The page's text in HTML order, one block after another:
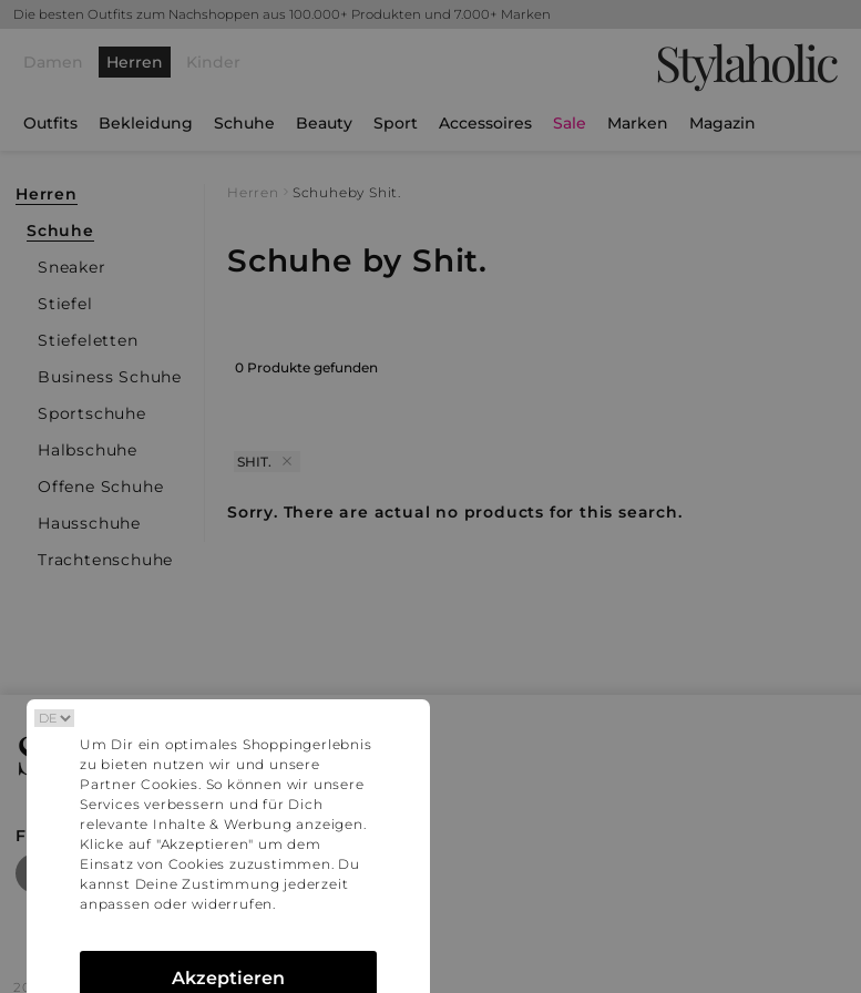
Die besten Outfits zum Nachshoppen aus 100.000+ Produkten und 7.000+ Marken
Damen Herren Kinder Stylaholic
Outfits Bekleidung Schuhe Beauty Sport Accessoires Sale Marken Magazin
Herren
Schuhe
Sneaker
Stiefel
Stiefeletten
Business Schuhe
Sportschuhe
Halbschuhe
Offene Schuhe
Hausschuhe
Trachtenschuhe
Herren Schuheby Shit.
Schuhe by Shit.
0 Produkte gefunden
SHIT.
Sorry. There are actual no products for this search.
Stylaholic
FIND MORE INSPIRATION
2016 - 2026 © Stylaholic.
Um Dir ein optimales Shoppingerlebnis
zu bieten nutzen wir und unsere
Partner Cookies. So können wir unsere
Services verbessern und für Dich
relevante Inhalte & Werbung anzeigen.
Klicke auf "Akzeptieren" um dem
Einsatz von Cookies zuzustimmen. Du
kannst Deine Zustimmung jederzeit
anpassen oder widerrufen.
Akzeptieren